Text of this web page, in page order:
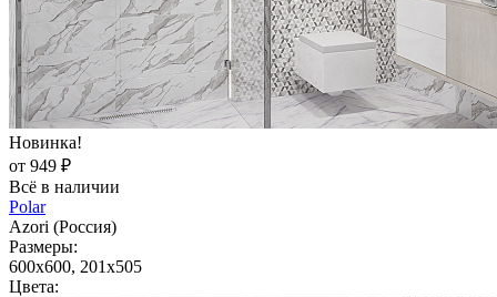
Новинка!
от 949 ₽
Всё в наличии
Polar
Azori (Россия)
Размеры:
600x600, 201x505
Цвета: